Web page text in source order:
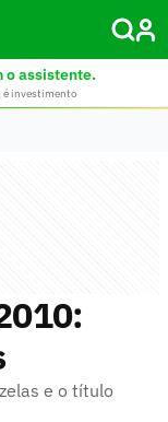
o assistente.
é investimento
e o título